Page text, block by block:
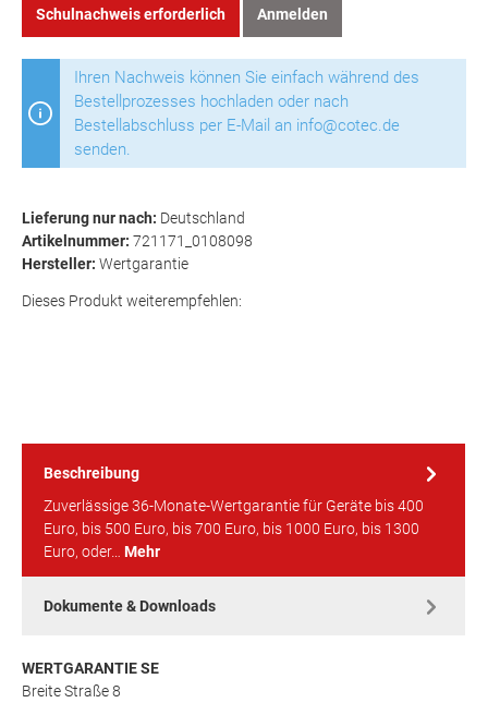
Schulnachweis erforderlich Anmelden
Ihren Nachweis können Sie einfach während des
Bestellprozesses hochladen oder nach
Bestellabschluss per E-Mail an info@cotec.de
senden.
Lieferung nur nach: Deutschland
Artikelnummer: 721171_0108098
Hersteller: Wertgarantie
Dieses Produkt weiterempfehlen:
Beschreibung
Zuverlässige 36-Monate-Wertgarantie für Geräte bis 400
Euro, bis 500 Euro, bis 700 Euro, bis 1000 Euro, bis 1300
Euro, oder… Mehr
Dokumente & Downloads
WERTGARANTIE SE
Breite Straße 8